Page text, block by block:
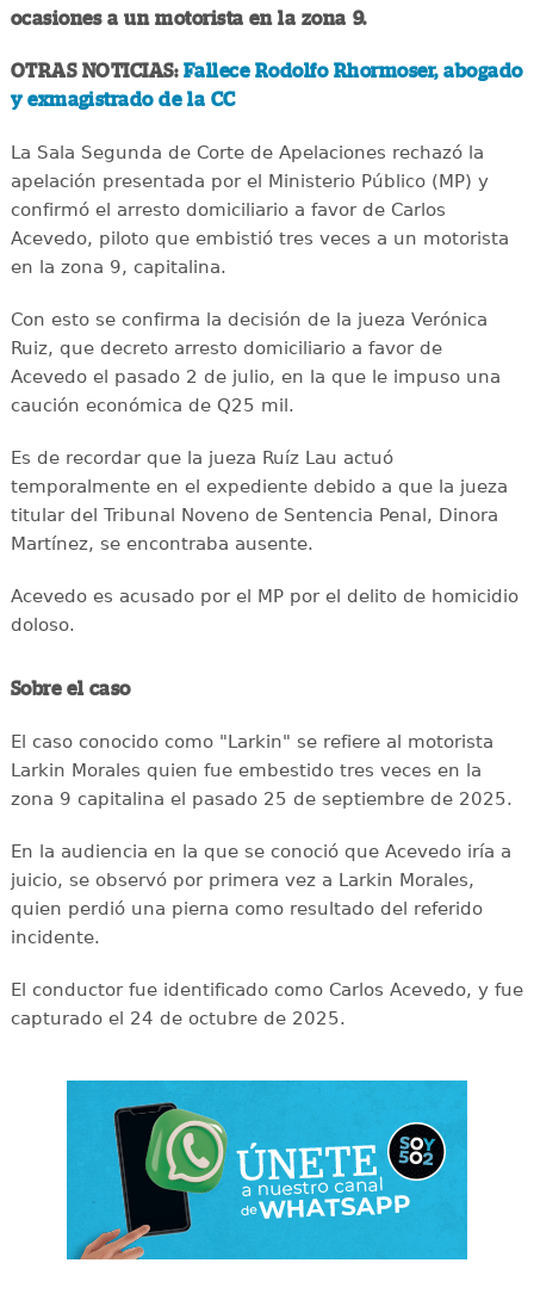
ocasiones a un motorista en la zona 9.
OTRAS NOTICIAS: Fallece Rodolfo Rhormoser, abogado
y exmagistrado de la CC
La Sala Segunda de Corte de Apelaciones rechazó la
apelación presentada por el Ministerio Público (MP) y
confirmó el arresto domiciliario a favor de Carlos
Acevedo, piloto que embistió tres veces a un motorista
en la zona 9, capitalina.
Con esto se confirma la decisión de la jueza Verónica
Ruiz, que decreto arresto domiciliario a favor de
Acevedo el pasado 2 de julio, en la que le impuso una
caución económica de Q25 mil.
Es de recordar que la jueza Ruíz Lau actuó
temporalmente en el expediente debido a que la jueza
titular del Tribunal Noveno de Sentencia Penal, Dinora
Martínez, se encontraba ausente.
Acevedo es acusado por el MP por el delito de homicidio
doloso.
Sobre el caso
El caso conocido como "Larkin" se refiere al motorista
Larkin Morales quien fue embestido tres veces en la
zona 9 capitalina el pasado 25 de septiembre de 2025.
En la audiencia en la que se conoció que Acevedo iría a
juicio, se observó por primera vez a Larkin Morales,
quien perdió una pierna como resultado del referido
incidente.
El conductor fue identificado como Carlos Acevedo, y fue
capturado el 24 de octubre de 2025.